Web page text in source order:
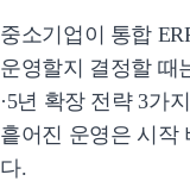
중소기업이 통합
운영할지 결정할 때
·5년 확장 전략 3가
흩어진 운영은 시작
다.